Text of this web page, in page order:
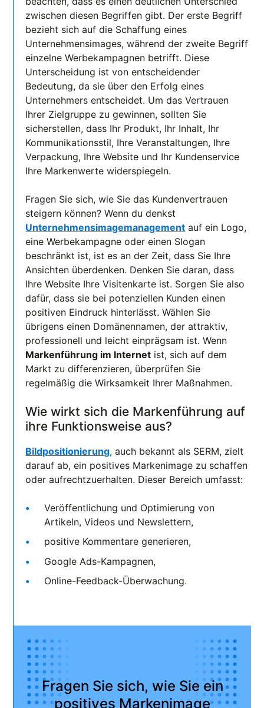
zwischen diesen Begriffen gibt. Der erste Begriff
bezieht sich auf die Schaffung eines
Unternehmensimages, während der zweite Begriff
einzelne Werbekampagnen betrifft. Diese
Unterscheidung ist von entscheidender
Bedeutung, da sie über den Erfolg eines
Unternehmers entscheidet. Um das Vertrauen
Ihrer Zielgruppe zu gewinnen, sollten Sie
sicherstellen, dass Ihr Produkt, Ihr Inhalt, Ihr
Kommunikationsstil, Ihre Veranstaltungen, Ihre
Verpackung, Ihre Website und Ihr Kundenservice
Ihre Markenwerte widerspiegeln.
Fragen Sie sich, wie Sie das Kundenvertrauen
steigern können? Wenn du denkst
Unternehmensimagemanagement auf ein Logo,
eine Werbekampagne oder einen Slogan
beschränkt ist, ist es an der Zeit, dass Sie Ihre
Ansichten überdenken. Denken Sie daran, dass
Ihre Website Ihre Visitenkarte ist. Sorgen Sie also
dafür, dass sie bei potenziellen Kunden einen
positiven Eindruck hinterlässt. Wählen Sie
übrigens einen Domänennamen, der attraktiv,
professionell und leicht einprägsam ist. Wenn
Markenführung im Internet ist, sich auf dem
Markt zu differenzieren, überprüfen Sie
regelmäßig die Wirksamkeit Ihrer Maßnahmen.
Wie wirkt sich die Markenführung auf
ihre Funktionsweise aus?
Bildpositionierung, auch bekannt als SERM, zielt
darauf ab, ein positives Markenimage zu schaffen
oder aufrechtzuerhalten. Dieser Bereich umfasst:
Veröffentlichung und Optimierung von
Artikeln, Videos und Newslettern,
positive Kommentare generieren,
Google Ads-Kampagnen,
Online-Feedback-Überwachung.
Fragen Sie sich, wie Sie ein
positives Markenimage